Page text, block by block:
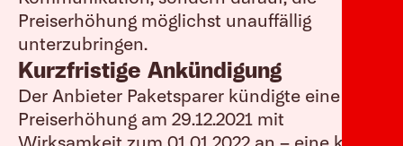
Preiserhöhung möglichst unauffällig
unterzubringen.
Kurzfristige Ankündigung
Der Anbieter Paketsparer kündigte eine
Preiserhöhung am 29.12.2021 mit